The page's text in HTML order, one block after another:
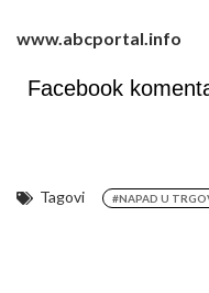
www.abcportal.info
Facebook
Tagovi #NAPAD U